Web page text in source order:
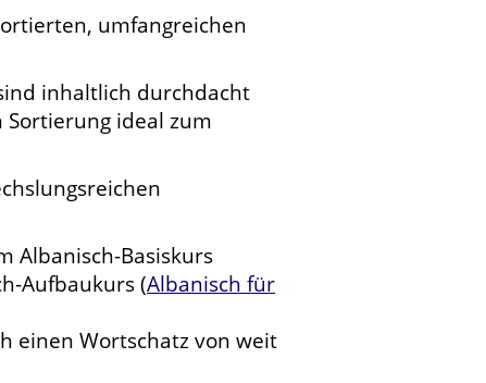
umfangreichen
inhaltlich durchdacht
ideal zum
Albanisch-Basiskurs
Aufbaukurs (Albanisch für
einen Wortschatz von weit